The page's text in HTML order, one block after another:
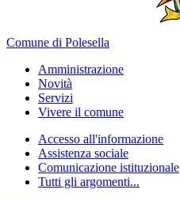
Comune di Polesella
Amministrazione
Novità
Servizi
Vivere il comune
Accesso all'informazione
Assistenza sociale
Comunicazione istituzionale
Tutti gli argomenti...